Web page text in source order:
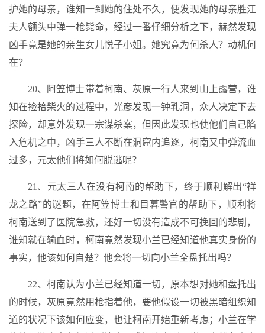
护她的母亲，谁知一到她的住处不久，便发现她的母亲胜江
夫人额头中弹一枪毙命，经过一番仔细分析之下，赫然发现
凶手竟是她的亲生女儿悦子小姐。她究竟为何杀人？动机何
在？
20、阿笠博士带着柯南、灰原一行人来到山上露营，谁
知在捡拾柴火的过程中，光彦发现一钟乳洞，众人决定下去
探险，却意外发现一宗谋杀案，但因此发现也使他们自己陷
入危机之中，凶手三人不断在洞窟内追逐，柯南又中弹流血
过多，元太他们将如何脱逃呢？
21、元太三人在没有柯南的帮助下，终于顺利解出“祥
龙之路”的谜题，在阿笠博士和目暮警官的帮助下，顺利将
柯南送到了医院急救，还好一切没有造成不可挽回的悲剧，
谁知就在输血时，柯南竟然发现小兰已经知道他真实身份的
事实，他该如何自楚？他会将一切向小兰全盘托出吗？
22、柯南认为小兰已经知道一切，原本想对她和盘托出
的时候，灰原竟然用枪指着他，要他假设一切被黑暗组织知
道的状况下该如何应变，也让柯南开始重新考虑；小兰在学